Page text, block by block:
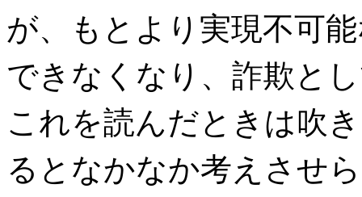
が、もとより実現不可
できなくなり、詐欺と
これを読んだときは吹
るとなかなか考えさせ